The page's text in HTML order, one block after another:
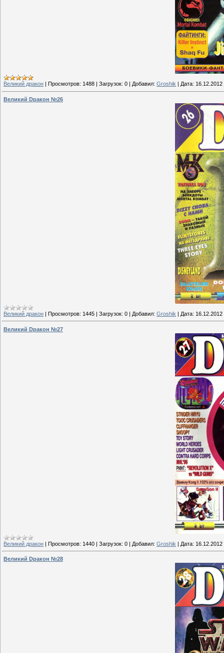
Великий дракон Просмотров: 1488 Загрузок: 0 Добавил: Groshik Дата: 16.12.2012
Великий Dракон №26
Великий дракон | Просмотров: 1445 | Загрузок: 0 | Добавил: Groshik | Дата: 16.12.2012
Великий Dракон №27
Великий дракон | Просмотров: 1440 | Загрузок: 0 | Добавил: Groshik | Дата: 16.12.2012
Великий Dракон №28